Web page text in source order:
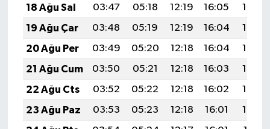
18 Ağu Sal
03:47 05:18 12:19 16:05
19:09
19 Ağu Çar
03:48 05:19 12:19 16:04
19:08
20 Ağu Per
03:49 05:20 12:18 16:04
19:06
21 Ağu Cum
03:50 05:21 12:18 16:03
19:05
22 Ağu Cts
03:52 05:22 12:18 16:02
19:04
23 Ağu Paz
03:53 05:23 12:18 16:01
19:02
Su Sporları
Diğer Spor Dalları
Futbolcular